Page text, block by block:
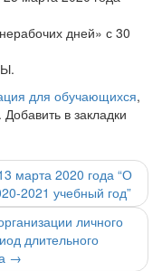
дней» с 30
для обучающихся,
. Добавить в закладки
марта 2020 года “О
2021 учебный год”
личного
длительного
→